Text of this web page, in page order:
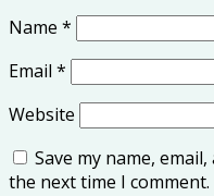
Name *
Email *
Website
Save my name,
the next time I comment.